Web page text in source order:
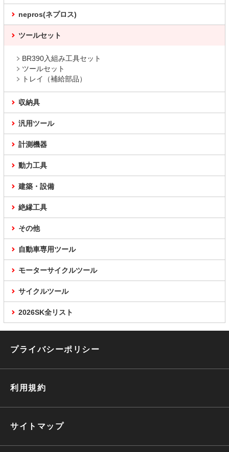
nepros(ネプロス)
ツールセット
BR390入組み工具セット
ツールセット
トレイ（補給部品）
収納具
汎用ツール
計測機器
動力工具
建築・設備
絶縁工具
その他
自動車専用ツール
モーターサイクルツール
サイクルツール
2026SK全リスト
プライバシーポリシー
利用規約
サイトマップ